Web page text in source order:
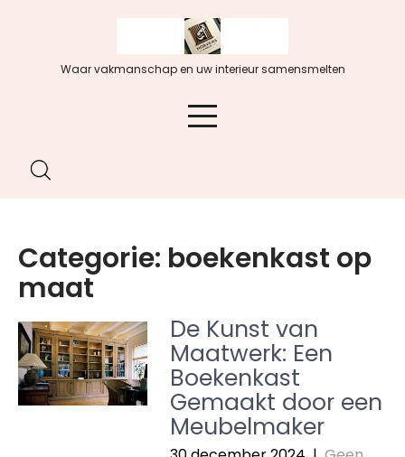
Waar vakmanschap en uw interieur samensmelten
Categorie: boekenkast op
maat
De Kunst van
Maatwerk: Een
Boekenkast
Gemaakt door een
Meubelmaker